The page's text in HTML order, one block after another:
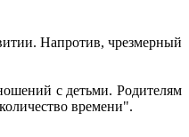
Напротив, чрезмерный
с детьми. Родителям
времени".